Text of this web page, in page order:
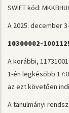
SWIFT kód:
A 2025. december
10300002-
A korábbi,
1-én legkésőbb
az ezt követően
A tanulmányi